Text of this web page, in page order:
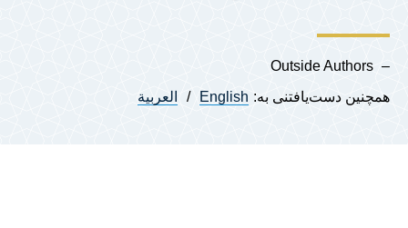
Outside Authors
همچنین دست‌یافتنی به: English العربية